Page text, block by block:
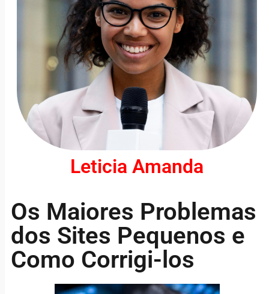
Leticia Amanda
Os Maiores Problemas
dos Sites Pequenos e
Como Corrigi-los